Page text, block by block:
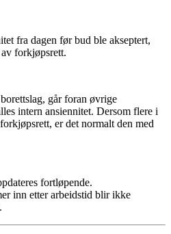
fra dagen før bud ble akseptert,
forkjøpsrett.
går foran øvrige
intern ansiennitet. Dersom flere i
er det normalt den med
fortløpende.
inn etter arbeidstid blir ikke